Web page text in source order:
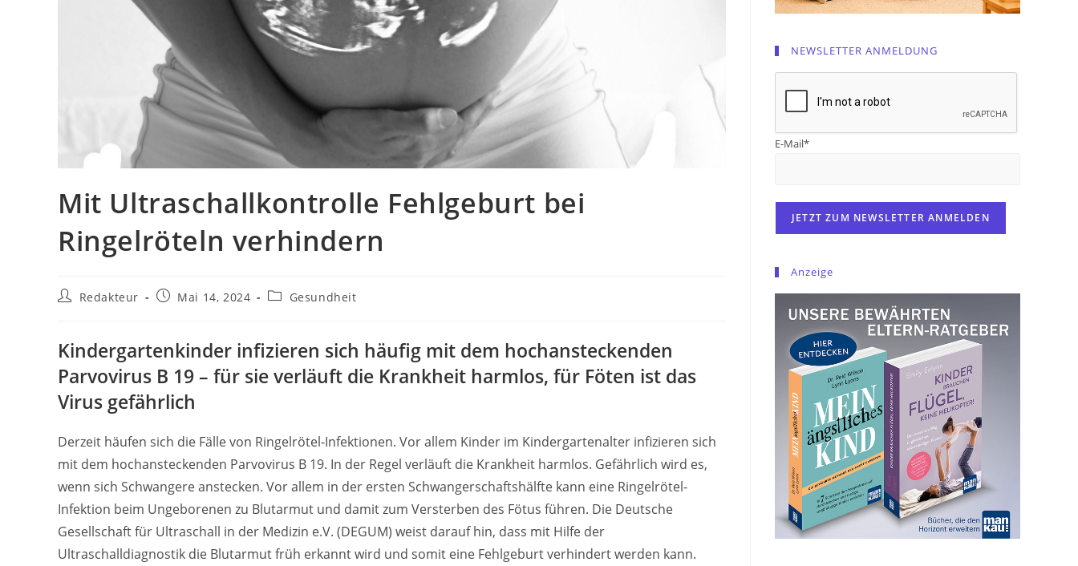
Mit Ultraschallkontrolle Fehlgeburt bei
Ringelröteln verhindern
Beitrags-
Redakteur
BeitragMai 14, 2024
Beitrags-
Gesundheit
Kindergartenkinder infizieren sich häufig mit dem hochansteckenden
Parvovirus B 19 – für sie verläuft die Krankheit harmlos, für Föten ist das
Virus gefährlich
Derzeit häufen sich die Fälle von Ringelrötel-Infektionen. Vor allem Kinder im Kindergartenalter infizieren sich
mit dem hochansteckenden Parvovirus B 19. In der Regel verläuft die Krankheit harmlos. Gefährlich wird es,
wenn sich Schwangere anstecken. Vor allem in der ersten Schwangerschaftshälfte kann eine Ringelrötel-
Infektion beim Ungeborenen zu Blutarmut und damit zum Versterben des Fötus führen. Die Deutsche
Gesellschaft für Ultraschall in der Medizin e.V. (DEGUM) weist darauf hin, dass mit Hilfe der
Ultraschalldiagnostik die Blutarmut früh erkannt wird und somit eine Fehlgeburt verhindert werden kann.
NEWSLETTER ANMELDUNG
E-Mail*
Anzeige